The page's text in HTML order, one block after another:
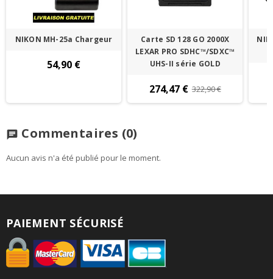
NIKON MH-25a Chargeur
54,90 €
Carte SD 128 GO 2000X
LEXAR PRO SDHC™/SDXC™
UHS-II série GOLD
274,47 € 322,90 €
chat Commentaires (0)
Aucun avis n'a été publié pour le moment.
PAIEMENT SÉCURISÉ